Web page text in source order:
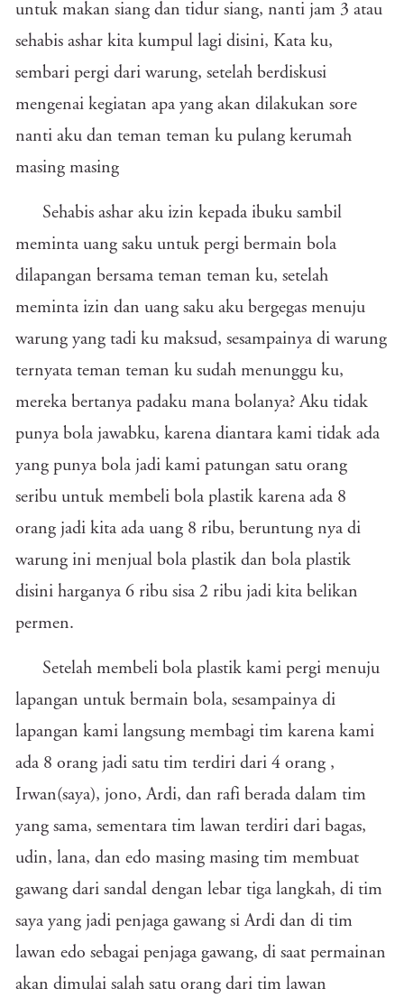
untuk makan siang dan tidur siang, nanti jam 3 atau
sehabis ashar kita kumpul lagi disini, Kata ku,
sembari pergi dari warung, setelah berdiskusi
mengenai kegiatan apa yang akan dilakukan sore
nanti aku dan teman teman ku pulang kerumah
masing masing
Sehabis ashar aku izin kepada ibuku sambil
meminta uang saku untuk pergi bermain bola
dilapangan bersama teman teman ku, setelah
meminta izin dan uang saku aku bergegas menuju
warung yang tadi ku maksud, sesampainya di warung
ternyata teman teman ku sudah menunggu ku,
mereka bertanya padaku mana bolanya? Aku tidak
punya bola jawabku, karena diantara kami tidak ada
yang punya bola jadi kami patungan satu orang
seribu untuk membeli bola plastik karena ada 8
orang jadi kita ada uang 8 ribu, beruntung nya di
warung ini menjual bola plastik dan bola plastik
disini harganya 6 ribu sisa 2 ribu jadi kita belikan
permen.
Setelah membeli bola plastik kami pergi menuju
lapangan untuk bermain bola, sesampainya di
lapangan kami langsung membagi tim karena kami
ada 8 orang jadi satu tim terdiri dari 4 orang ,
Irwan(saya), jono, Ardi, dan rafi berada dalam tim
yang sama, sementara tim lawan terdiri dari bagas,
udin, lana, dan edo masing masing tim membuat
gawang dari sandal dengan lebar tiga langkah, di tim
saya yang jadi penjaga gawang si Ardi dan di tim
lawan edo sebagai penjaga gawang, di saat permainan
akan dimulai salah satu orang dari tim lawan